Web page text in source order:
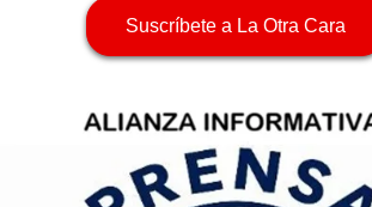
Suscríbete a La Otra Cara